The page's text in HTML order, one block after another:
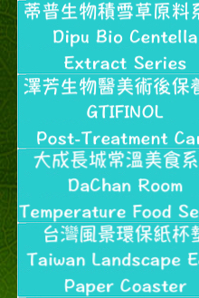
NT$320(RMB￥71.00)